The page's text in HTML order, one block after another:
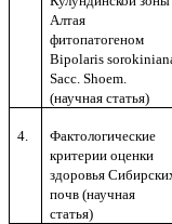
Алтая
фитопатогеном
Bipolaris
Sacc. Shoem.
(научная статья)
4.
Фактологические
критерии оценки
здоровья
почв (научная
статья)